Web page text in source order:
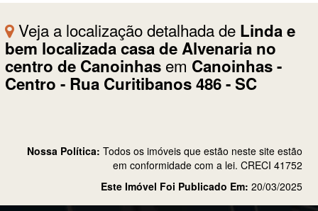
Veja a localização detalhada de Linda e
bem localizada casa de Alvenaria no
centro de CanoinhasemCanoinhas -
Centro - Rua Curitibanos 486 - SC
em conformidade com a lei. CRECI 41752